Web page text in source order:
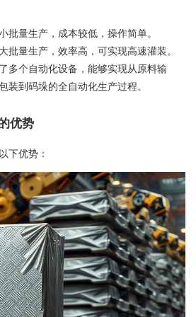
批量生产，成本较低，操作简单。
批量生产，效率高，可实现高速灌装。
多个自动化设备，能够实现从原料输
装到码垛的全自动化生产过程。
优势
下优势：